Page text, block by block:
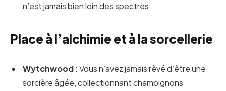
n’est jamais bien loin des spectres.
Place à l’alchimie et à la sorcellerie
Wytchwood: Vous n’avez jamais rêvé d’être une
sorcière âgée, collectionnant champignons